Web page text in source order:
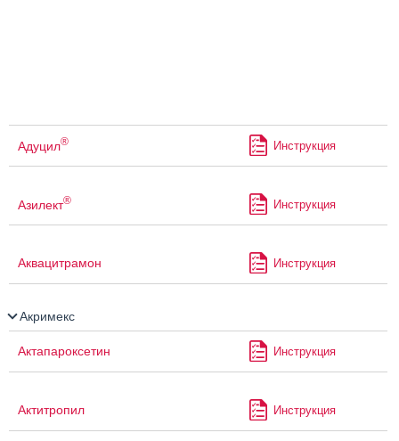
Адуцил® Инструкция
Азилект® Инструкция
Аквацитрамон Инструкция
Акримекс
Актапароксетин Инструкция
Актитропил Инструкция